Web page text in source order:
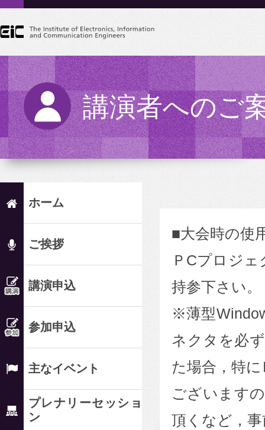
講演者へのご
ホーム
ご挨拶
講演申込
参加申込
主なイベント
プレナリーセッショ
ン
■大会時の使
ＰCプロジ
持参下さい。
※薄型
ネクタを必
た場合，特
ございます
頂くなど，